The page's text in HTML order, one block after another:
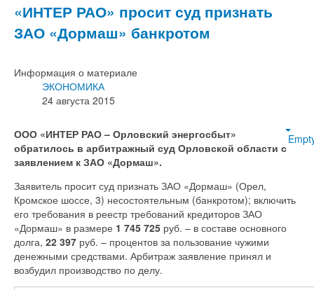
«ИНТЕР РАО» просит суд признать
ЗАО «Дормаш» банкротом
Информация о материале
ЭКОНОМИКА
24 августа 2015
ООО «ИНТЕР РАО – Орловский энергосбыт»
обратилось в арбитражный суд Орловской области с
заявлением к ЗАО «Дормаш».
Заявитель просит суд признать ЗАО «Дормаш» (Орел,
Кромское шоссе, 3) несостоятельным (банкротом); включить
его требования в реестр требований кредиторов ЗАО
«Дормаш» в размере 1 745 725 руб. – в составе основного
долга, 22 397 руб. – процентов за пользование чужими
денежными средствами. Арбитраж заявление принял и
возбудил производство по делу.